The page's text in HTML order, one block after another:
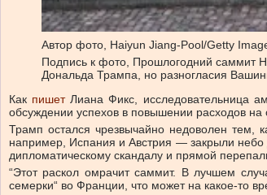
Автор фото, Haiyun Jiang-Pool/Getty
Подпись к фото, Прошлогодний саммит
Дональда Трампа, но разногласия
Как пишетЛиана Фикс, исследовательница
обсуждении успехов в повышении расходов
Трамп остался чрезвычайно недоволен тем,
например, Испания и Австрия — закрыли небо
дипломатическому скандалу и прямой
“Этот раскол омрачит саммит. В лучшем
семерки“ во Франции, что может на какое-то